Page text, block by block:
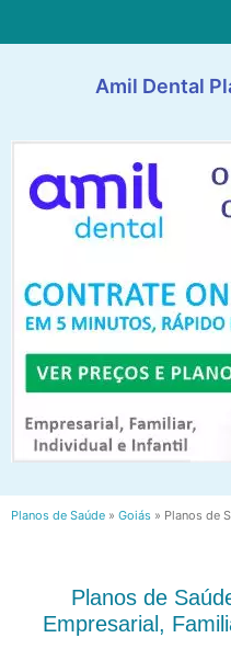
Amil Dental
Planos de Saúde » Goiás » Planos de
Planos de
Empresarial,